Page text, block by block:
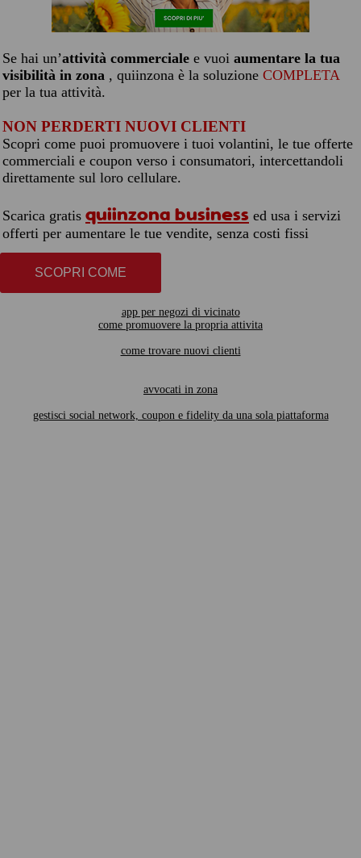
Se hai un’attività commerciale e vuoi aumentare la tua
visibilità in zona , quiinzona è la soluzione COMPLETA
per la tua attività.
NON PERDERTI NUOVI CLIENTI
Scopri come puoi promuovere i tuoi volantini, le tue offerte
commerciali e coupon verso i consumatori, intercettandoli
direttamente sul loro cellulare.
Scarica gratis quiinzona business ed usa i servizi
offerti per aumentare le tue vendite, senza costi fissi
SCOPRI COME
app per negozi di vicinato
come promuovere la propria attivita
come trovare nuovi clienti
avvocati in zona
gestisci social network, coupon e fidelity da una sola piattaforma